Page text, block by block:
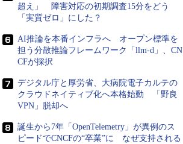
超え」 障害対応の初期調査15分をどう
「実質ゼロ」にした？
AI推論を本番インフラへ オープン標準を
担う分散推論フレームワーク「llm-d」、CN
CFが採択
デジタル庁と厚労省、大病院電子カルテの
クラウドネイティブ化へ本格始動 「野良
VPN」脱却へ
誕生から7年「OpenTelemetry」が異例のス
ピードでCNCFの“卒業”に なぜ支持される